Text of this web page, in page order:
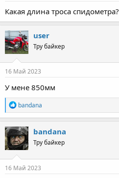
Какая длина троса спидометра?
user
Тру байкер
16 Май 2023
У мене 850мм
R
e
a
c
t
i
o
n
s
bandana
bandana
Тру байкер
16 Май 2023